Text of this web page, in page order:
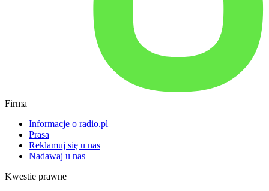
Firma
Informacje o radio.pl
Prasa
Reklamuj się u nas
Nadawaj u nas
Kwestie prawne